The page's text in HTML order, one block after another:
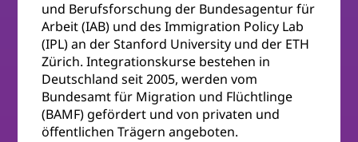
und Berufsforschung der Bundesagentur für
Arbeit (IAB) und des Immigration Policy Lab
(IPL) an der Stanford University und der ETH
Zürich. Integrationskurse bestehen in
Deutschland seit 2005, werden vom
Bundesamt für Migration und Flüchtlinge
(BAMF) gefördert und von privaten und
öffentlichen Trägern angeboten.